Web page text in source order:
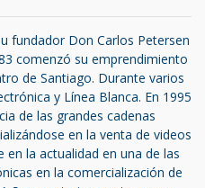
fundador Don Carlos Petersen
comenzó su emprendimiento
de Santiago. Durante varios
y Línea Blanca. En 1995
de las grandes cadenas
en la venta de videos
la actualidad en una de las
en la comercialización de